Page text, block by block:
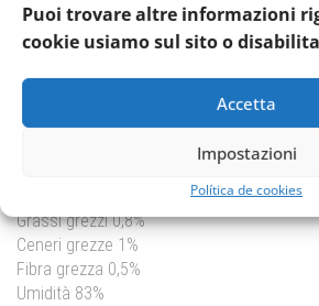
Puoi trovare altre informazioni
cookie usiamo sul sito o
Accetta
Impostazioni
Política de cookies
Ingredienti
Tonnetto 55%
Riso 1,6%
Grassi grezzi 0,8%
Ceneri grezze 1%
Fibra grezza 0,5%
Umidità 83%